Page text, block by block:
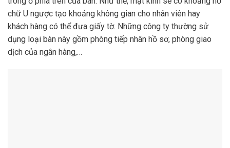
chữ U ngược tạo khoảng không gian cho nhân viên hay
khách hàng có thể đưa giấy tờ. Những công ty thường sử
dụng loại bàn này gồm phòng tiếp nhân hồ sơ, phòng giao
dịch của ngân hàng,…